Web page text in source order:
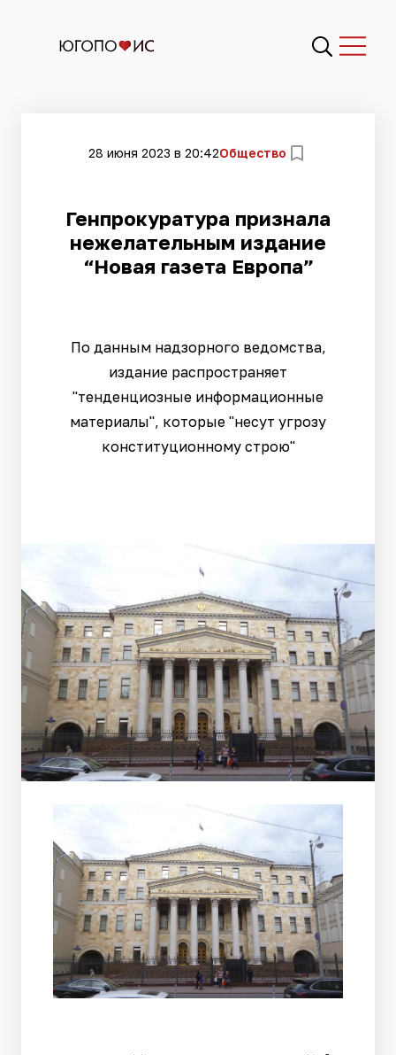
28 июня 2023 в 20:42Общество
​Генпрокуратура признала
нежелательным издание
“Новая газета Европа”
По данным надзорного ведомства,
издание распространяет
"тенденциозные информационные
материалы", которые "несут угрозу
конституционному строю"